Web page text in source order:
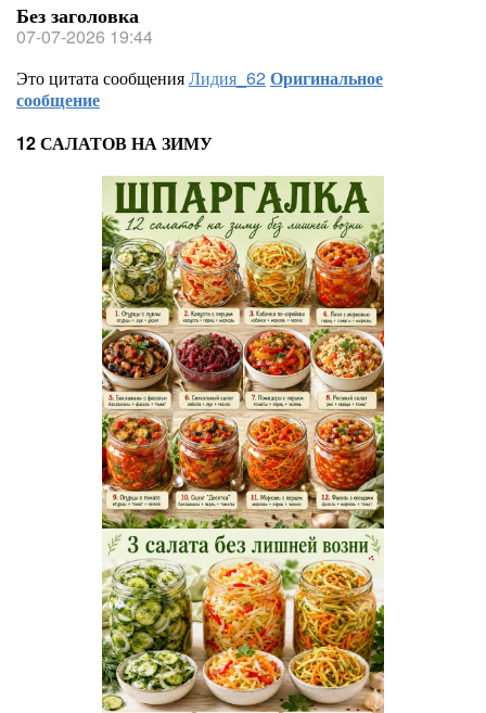
Без заголовка
07-07-2026 19:44
Это цитата сообщенияЛидия_62Оригинальное
сообщение
12 САЛАТОВ НА ЗИМУ